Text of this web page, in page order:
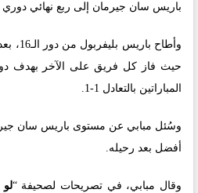
باريس سان جيرمان إلى ربع نهائي دوري
وأطاح
حيث فاز كل فريق على الآخر بهدف
المباراتين بالتعادل 1-1.
وسُئل مبابي عن مستوى باريس سان
أفضل بعد رحيله.
وقال مبابي، في تصريحات لصحيفة “لو